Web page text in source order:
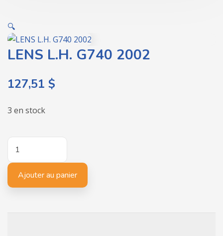
🔍
LENS L.H. G740 2002
127,51 $
3 en stock
quantité
LENS
L.H.
Ajouter au panier